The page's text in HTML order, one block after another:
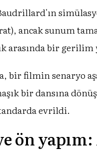
ancak sunum
arasında bir gerilim
bir filmin senaryo
bir dansına
evrildi.
ön